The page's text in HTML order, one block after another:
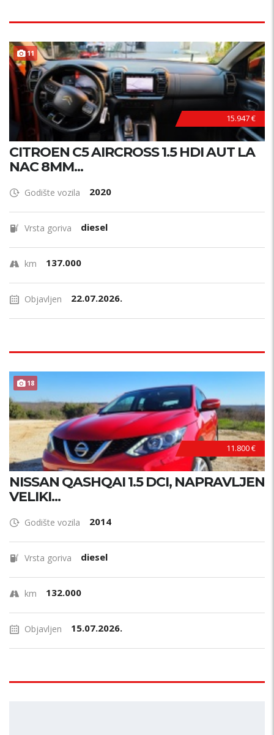
11
15.947 €
CITROEN C5 AIRCROSS 1.5 HDI AUT LA
NAC 8MM...
Godište vozila 2020
Vrsta goriva diesel
km 137.000
Objavljen 22.07.2026.
18
11.800 €
NISSAN QASHQAI 1.5 DCI, NAPRAVLJEN
VELIKI...
Godište vozila 2014
Vrsta goriva diesel
km 132.000
Objavljen 15.07.2026.